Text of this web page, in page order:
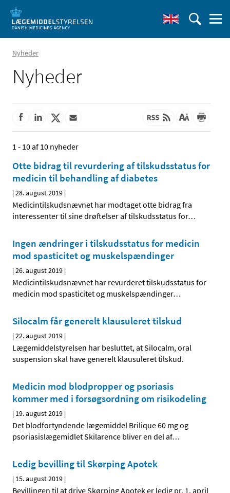
Nyheder
Nyheder
1 - 10 af 10 nyheder
Otte bidrag til revurdering af tilskudsstatus for
medicin til behandling af diabetes
|28. august 2019 |
Medicintilskudsnævnet har modtaget otte bidrag fra
interessenter til sine drøftelser af tilskudsstatus for…
Ingen ændringer i tilskudsstatus for medicin
mod spasticitet og muskelspændinger
|26. august 2019 |
Medicintilskudsnævnet har revurderet tilskudsstatus for
medicin mod spasticitet og muskelspændinger…
Silocalm får generelt klausuleret tilskud
|22. august 2019 |
Lægemiddelstyrelsen har besluttet, at Silocalm, oral
suspension skal have generelt klausuleret tilskud.
Medicin mod blodpropper og psoriasis
kommer med i forsøgsordning om risikodeling
| 19. august 2019 |
Det blodfortyndende lægemiddel Brilique 60 mg og
psoriasislægemidlet Skilarence bliver en del af…
Ledig bevilling til Skørping Apotek
| 15. august 2019 |
Bevillingen til at drive Skørping Apotek er ledig pr. 1. april